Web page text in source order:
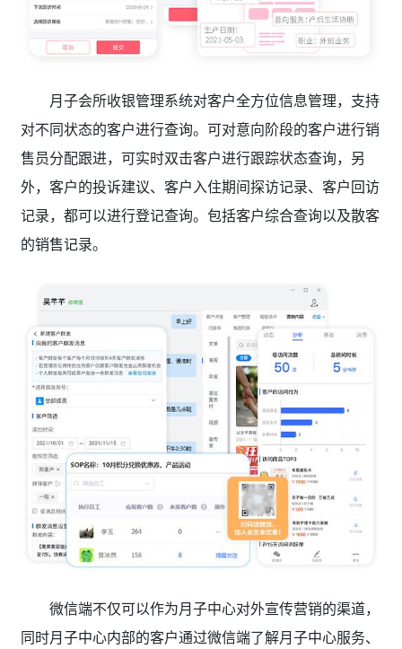
月子会所收银管理系统对客户全方位信息管理，支持
对不同状态的客户进行查询。可对意向阶段的客户进行销
售员分配跟进，可实时双击客户进行跟踪状态查询，另
外，客户的投诉建议、客户入住期间探访记录、客户回访
记录，都可以进行登记查询。包括客户综合查询以及散客
的销售记录。
微信端不仅可以作为月子中心对外宣传营销的渠道，
同时月子中心内部的客户通过微信端了解月子中心服务、